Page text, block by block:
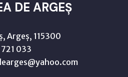
DE ARGEȘ
Argeș, 115300
033